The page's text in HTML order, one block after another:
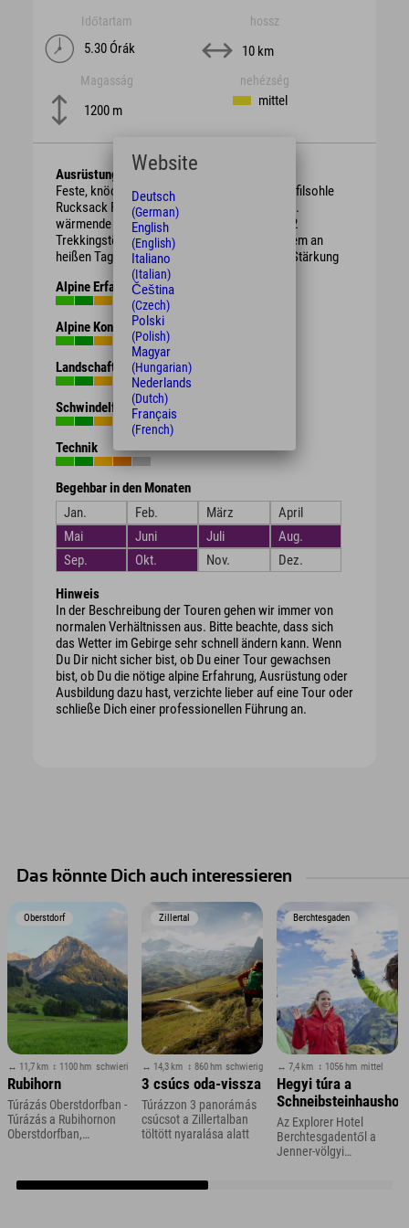
Időtartam
5.30 Órák
hossz
10 km
Magasság
1200 m
nehézség
mittel
Ausrüstung
Feste, knöchelhohe Bergschuhe mit guter Profilsohle
Rucksack Regenschutz, je nach Witterung evtl.
wärmende Kleidung oder Sonnenschutz ggf. 2
Trekkingstöcke ausreichend Getränke vor allem an
heißen Tagen evtl. Brotzeit / Süßigkeiten zur Stärkung
Alpine Erfahrung
Alpine Kondition
Landschaft
Schwindelfreiheit
Technik
Begehbar in den Monaten
Jan.
Feb. März
April
Mai
Juni Juli
Aug.
Sep.
Okt. Nov. Dez.
Hinweis
In der Beschreibung der Touren gehen wir immer von
normalen Verhältnissen aus. Bitte beachte, dass sich
das Wetter im Gebirge sehr schnell ändern kann. Wenn
Du Dir nicht sicher bist, ob Du einer Tour gewachsen
bist, ob Du die nötige alpine Erfahrung, Ausrüstung oder
Ausbildung dazu hast, verzichte lieber auf eine Tour oder
schließe Dich einer professionellen Führung an.
Das könnte Dich auch interessieren
Oberstdorf
↔ 11,7 km ↕ 1100 hm schwierig
Rubihorn
Túrázás Oberstdorfban -
Túrázás a Rubihornon
Oberstdorfban,
Zillertal
↔ 14,3 km ↕ 860 hm schwierig
3 csúcs oda-vissza
Túrázzon 3 panorámás
csúcsot a Zillertalban
töltött nyaralása alatt
Berchtesgaden
↔ 7,4 km ↕ 1056 hm mittel
Hegyi túra a
Schneibsteinhaushoz
Az Explorer Hotel
Berchtesgadentől a
Jenner-völgyi
Website
Deutsch
(German)
English
(English)
Italiano
(Italian)
Čeština
(Czech)
Polski
(Polish)
Magyar
(Hungarian)
Nederlands
(Dutch)
Français
(French)